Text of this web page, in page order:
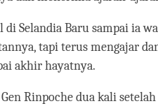
Selandia Baru sampai ia
tapi terus mengajar
akhir hayatnya.
Rinpoche dua kali